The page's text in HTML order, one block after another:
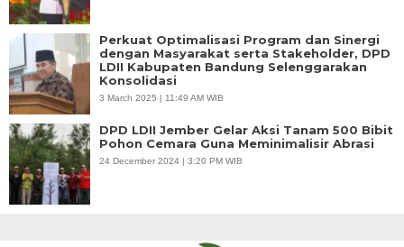
Perkuat Optimalisasi Program dan Sinergi
dengan Masyarakat serta Stakeholder, DPD
LDII Kabupaten Bandung Selenggarakan
Konsolidasi
3 March 2025 | 11:49 AM WIB
DPD LDII Jember Gelar Aksi Tanam 500 Bibit
Pohon Cemara Guna Meminimalisir Abrasi
24 December 2024 | 3:20 PM WIB